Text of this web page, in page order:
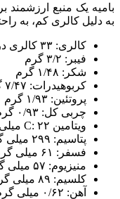
بامیه یک منبع ارزشمند
به دلیل کالری کم، به
کالری: ۳۳ کالری در هر ۱۰۰ گرم
فیبر: ۳/۲ گرم
شکر: ۱/۴۸ گرم
کربوهیدرات: ۷/۴۷ گرم
پروتئین: ۱/۹۳ گرم
چربی کل: ۰/۹۳ گرم
ویتامین C: ۲۲ میلی گرم
پتاسیم: ۲۹۹ میلی گرم
فسفر: ۶۱ میلی گرم
منیزیوم: ۵۷ میلی گرم
کلسیم: ۸۹ میلی گرم
آهن: ۰/۶۲ میلی گرم